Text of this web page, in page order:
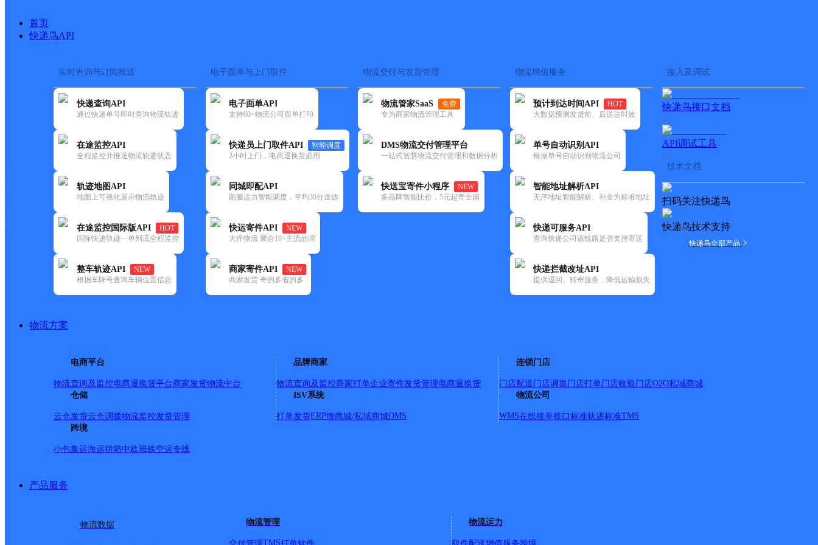
首页
快递鸟API
实时查询与订阅推送
快递查询API
通过快递单号即时查询物流轨迹
在途监控API
全程监控并推送物流轨迹状态
轨迹地图API
地图上可视化展示物流轨迹
在途监控国际版API
HOT
国际快递轨迹一单到底全程监控
整车轨迹API
NEW
根据车牌号查询车辆位置信息
电子面单与上门取件
电子面单API
支持60+物流公司面单打印
快递员上门取件API
智能调度
2小时上门，电商退换货必用
同城即配API
跑腿运力智能调度，平均30分送达
快运寄件API
NEW
大件物流 聚合10+主流品牌
商家寄件API
NEW
商家发货 寄的多省的多
物流交付与发货管理
物流管家SaaS
免费
专为商家物流管理工具
DMS物流交付管理平台
一站式智慧物流交付管理和数据分析
快送宝寄件小程序
NEW
多品牌智能比价，5元起寄全国
物流增值服务
预计到达时间API
HOT
大数据预测发货前、后送达时效
单号自动识别API
根据单号自动识别物流公司
智能地址解析API
无序地址智能解析、补全为标准地址
快递可服务API
查询快递公司该线路是否支持寄送
快递拦截改址API
提供退回、转寄服务，降低运输损失
接入及调试
快递鸟接口文档
API调试工具
技术文档
扫码关注快递鸟
快递鸟技术支持
快递鸟全部产品
物流方案
电商平台
物流查询及监控电商退换货平台商家发货物流中台
品牌商家
物流查询及监控商家打单企业寄件发货管理电商退换货
连锁门店
门店配送门店调拨门店打单门店收银门店O2O私域商城
仓储
云仓发货云仓调拨物流监控发货管理
ISV系统
打单发货ERP微商城/私域商城OMS
物流公司
WMS在线接单接口标准轨迹标准TMS
跨境
小包集运海运拼箱中欧班铁空运专线
产品服务
物流数据 物流管理
TMS
物流运力
快递大全 > 快递网点
快递大全 快运大全
NEW
城市：合肥市 ✕ 快递：邮政国内 ✕ 地区：庐江县 ✕ 清空已选
通快递(52)
更多号码地址：安徽省合肥市庐江县龙桥黄屯街道
详情
更多号码地址：安徽省合肥市庐江县盛桥镇街道